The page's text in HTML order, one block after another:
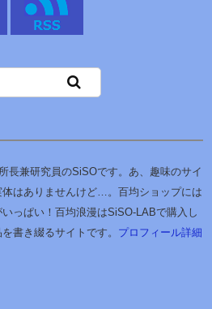
長兼研究員のSiSOです。あ、趣味のサイ
体はありませんけど…。百均ショップには
っぱい！百均浪漫はSiSO-LABで購入し
書き綴るサイトです。 プロフィール詳細